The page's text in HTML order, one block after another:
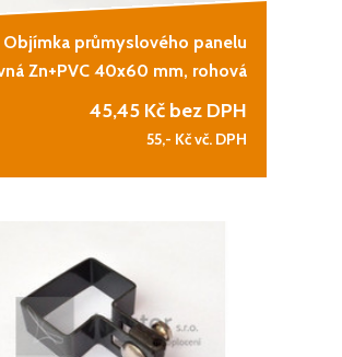
Objímka průmyslového panelu
Zn+PVC 40x60 mm, rohová
45,45 Kč bez DPH
55,- Kč vč. DPH